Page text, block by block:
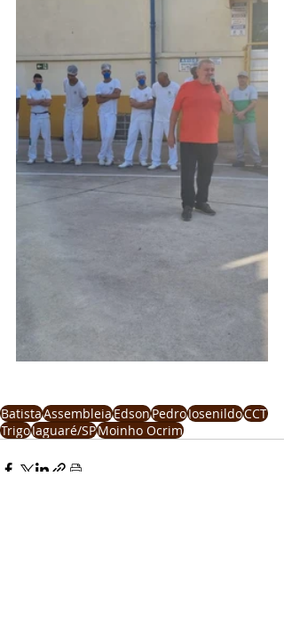
BatistaAssembleiaEdsonPedroJosenildoCCT
TrigoJaguaré/SPMoinho Ocrim